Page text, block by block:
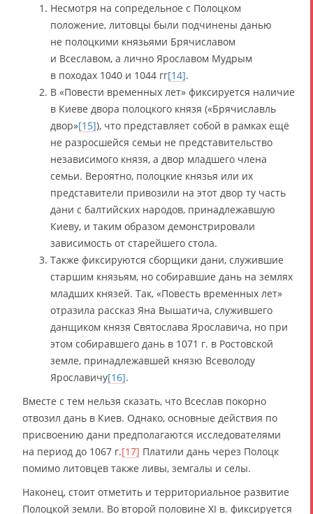
Несмотря на сопредельное с Полоцком
положение, литовцы были подчинены данью
не полоцкими князьями Брячиславом
и Всеславом, а лично Ярославом Мудрым
в походах 1040 и 1044 гг[14].
В «Повести временных лет» фиксируется наличие
в Киеве двора полоцкого князя («Брячиславль
двор»[15]), что представляет собой в рамках ещё
не разросшейся семьи не представительство
независимого князя, а двор младшего члена
семьи. Вероятно, полоцкие князья или их
представители привозили на этот двор ту часть
дани с балтийских народов, принадлежавшую
Киеву, и таким образом демонстрировали
зависимость от старейшего стола.
Также фиксируются сборщики дани, служившие
старшим князьям, но собиравшие дань на землях
младших князей. Так, «Повесть временных лет»
отразила рассказ Яна Вышатича, служившего
данщиком князя Святослава Ярославича, но при
этом собиравшего дань в 1071 г. в Ростовской
земле, принадлежавшей князю Всеволоду
Ярославичу[16].
Вместе с тем нельзя сказать, что Всеслав покорно
отвозил дань в Киев. Однако, основные действия по
присвоению дани предполагаются исследователями
на период до 1067 г.[17] Платили дань через Полоцк
помимо литовцев также ливы, земгалы и селы.
Наконец, стоит отметить и территориальное развитие
Полоцкой земли. Во второй половине XI в. фиксируется